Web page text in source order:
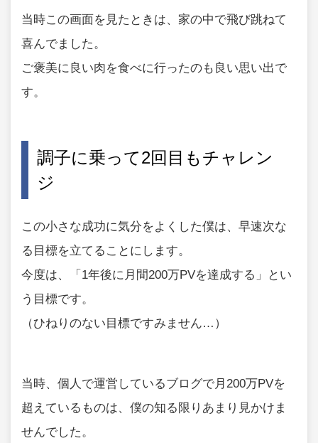
当時この画面を見たときは、家の中で飛び跳ねて
喜んでました。
ご褒美に良い肉を食べに行ったのも良い思い出で
す。
調子に乗って2回目もチャレン
ジ
この小さな成功に気分をよくした僕は、早速次な
る目標を立てることにします。
今度は、「1年後に月間200万PVを達成する」とい
う目標です。
（ひねりのない目標ですみません…）
当時、個人で運営しているブログで月200万PVを
超えているものは、僕の知る限りあまり見かけま
せんでした。